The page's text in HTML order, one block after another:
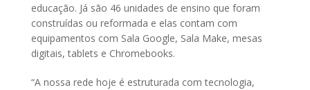
educação. Já são 46 unidades de ensino que foram
construídas ou reformada e elas contam com
equipamentos com Sala Google, Sala Make, mesas
digitais, tablets e Chromebooks.
“A nossa rede hoje é estruturada com tecnologia,